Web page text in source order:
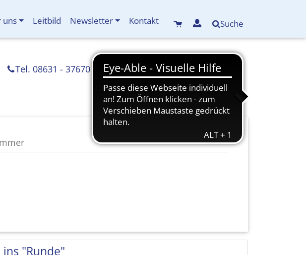
uns Leitbild Newsletter Kontakt Suche
info(at)kreisbildungswerk-mdf.de
Tel. 08631 - 37670
ins "Runde"